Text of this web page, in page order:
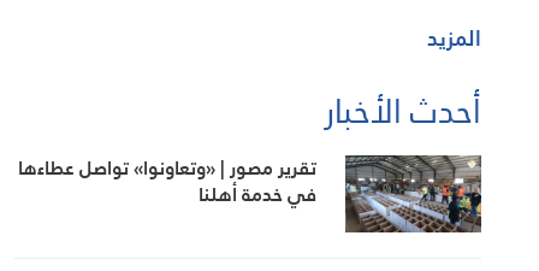
المزيد
أحدث الأخبار
تقرير مصور | «وتعاونوا» تواصل عطاءها
في خدمة أهلنا